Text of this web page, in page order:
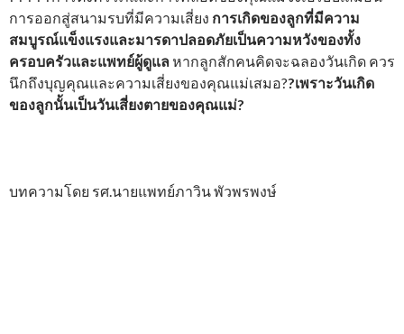
การออกสู่สนามรบที่มีความเสี่ยง การเกิดของลูกที่มีความ
สมบูรณ์แข็งแรงและมารดาปลอดภัยเป็นความหวังของทั้ง
ครอบครัวและแพทย์ผู้ดูแลหากลูกสักคนคิดจะฉลองวันเกิด ควร
นึกถึงบุญคุณและความเสี่ยงของคุณแม่เสมอ??เพราะวันเกิด
ของลูกนั้นเป็นวันเสี่ยงตายของคุณแม่?
บทความโดย รศ.นายแพทย์ภาวิน พัวพรพงษ์